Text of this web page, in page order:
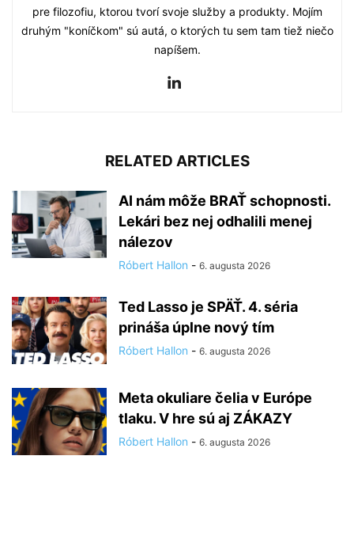
pre filozofiu, ktorou tvorí svoje služby a produkty. Mojím
druhým "koníčkom" sú autá, o ktorých tu sem tam tiež niečo
napíšem.
RELATED ARTICLES
AI nám môže BRAŤ schopnosti.
Lekári bez nej odhalili menej
nálezov
Róbert Hallon - 6. augusta 2026
Ted Lasso je SPÄŤ. 4. séria
prináša úplne nový tím
Róbert Hallon - 6. augusta 2026
Meta okuliare čelia v Európe
tlaku. V hre sú aj ZÁKAZY
Róbert Hallon - 6. augusta 2026